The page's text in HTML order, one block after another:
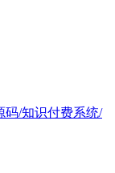
码/知识付费系统/